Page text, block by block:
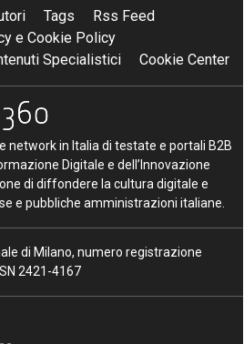
Tags
Rss Feed
e Cookie Policy
Specialistici
Cookie Center
network in Italia di testate e portali B2B
Digitale e dell’Innovazione
di diffondere la cultura digitale e
e pubbliche amministrazioni italiane.
di Milano, numero registrazione
2421-4167